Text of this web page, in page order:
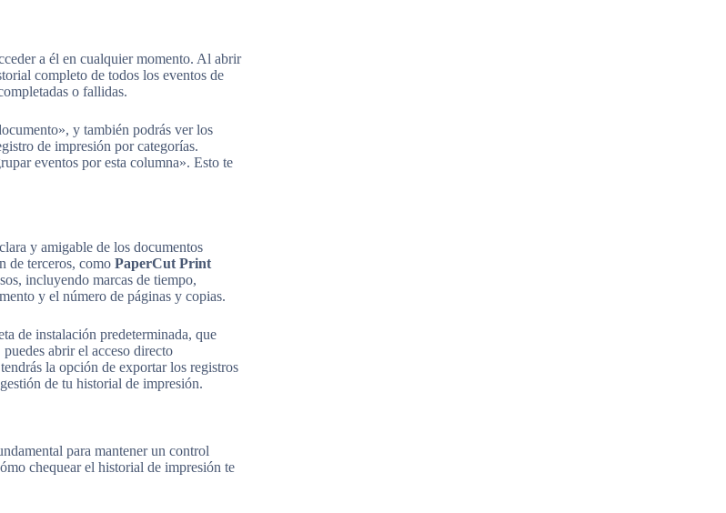
a él en cualquier momento. Al abrir
completo de todos los eventos de
o fallidas.
y también podrás ver los
de impresión por categorías.
eventos por esta columna». Esto te
y amigable de los documentos
de terceros, como PaperCut Print
incluyendo marcas de tiempo,
y el número de páginas y copias.
de instalación predeterminada, que
abrir el acceso directo
la opción de exportar los registros
de tu historial de impresión.
para mantener un control
chequear el historial de impresión te